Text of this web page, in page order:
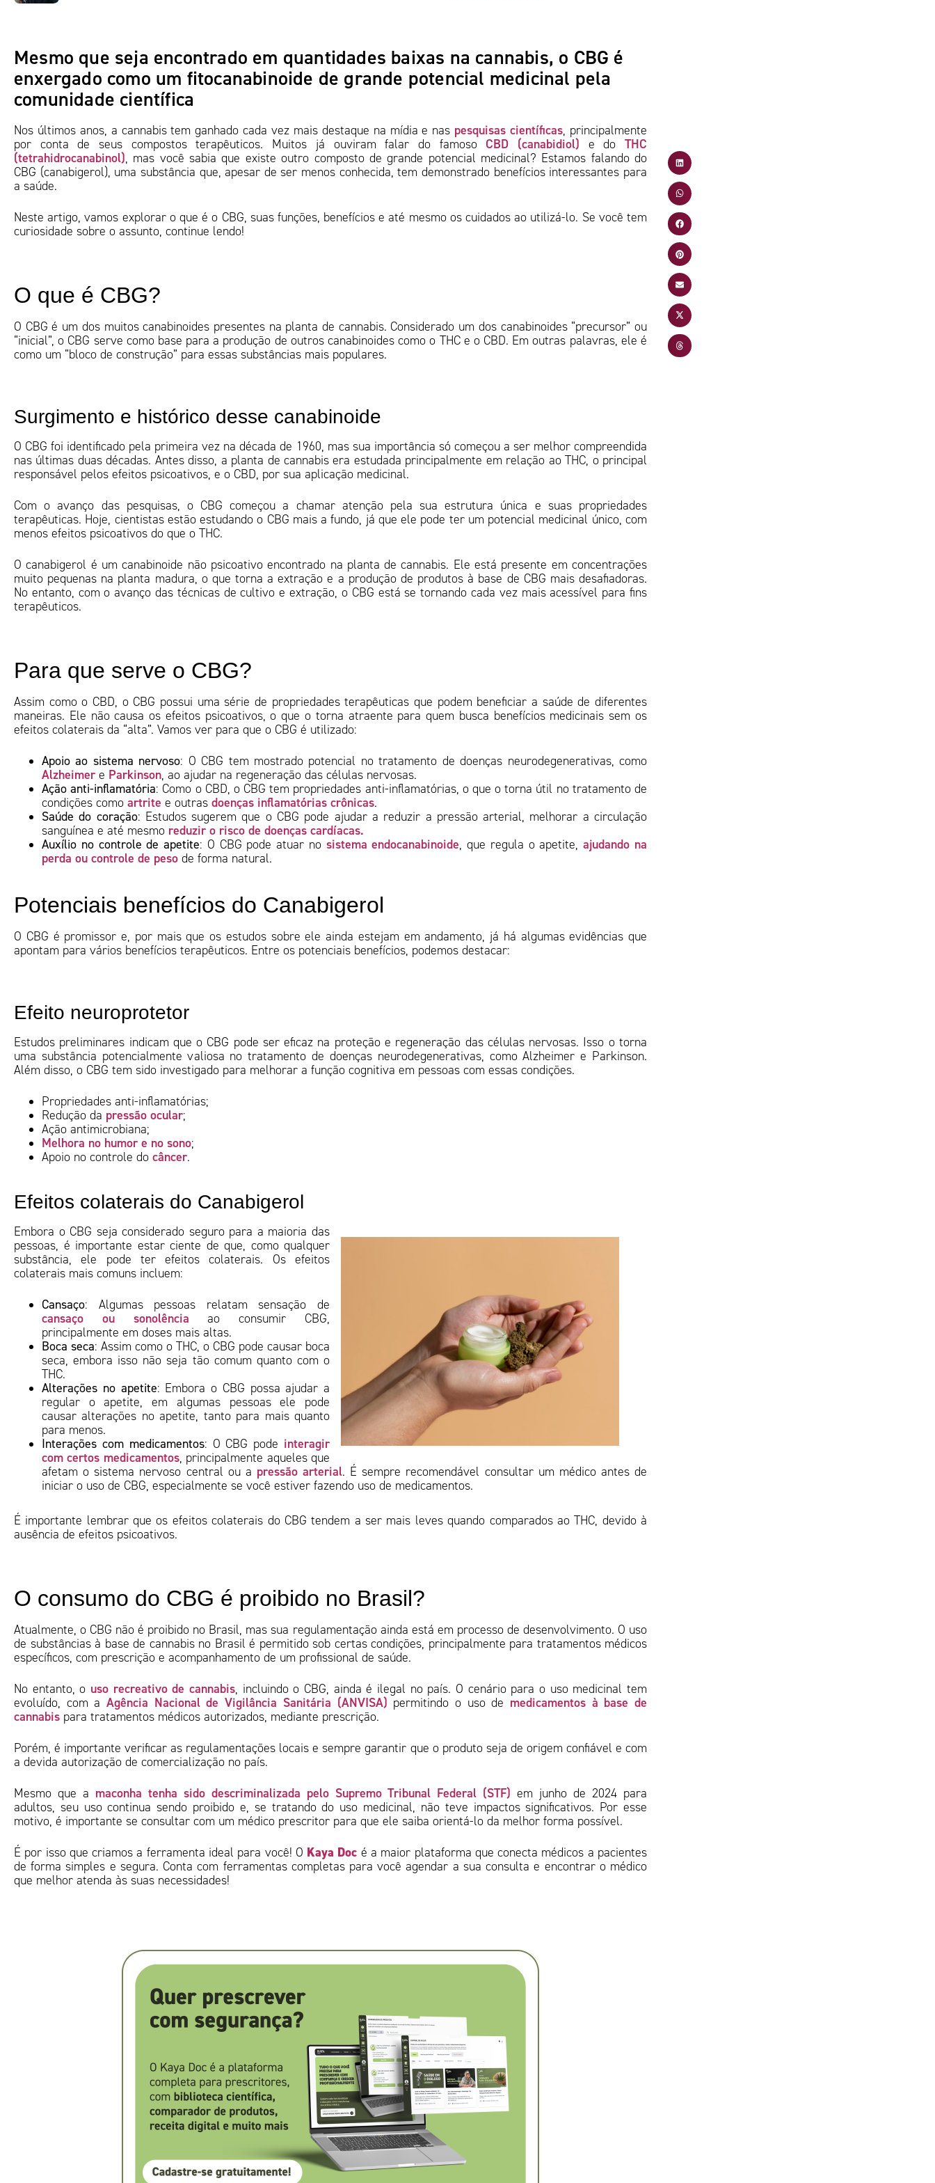
Mesmo que seja encontrado em quantidades baixas na cannabis, o CBG é
enxergado como um fitocanabinoide de grande potencial medicinal pela
comunidade científica
Nos últimos anos, a cannabis tem ganhado cada vez mais destaque na mídia e nas pesquisas científicas, principalmente
por conta de seus compostos terapêuticos. Muitos já ouviram falar do famosoCBD (canabidiol) e do THC
(tetrahidrocanabinol), mas você sabia que existe outro composto de grande potencial medicinal? Estamos falando do
CBG (canabigerol), uma substância que, apesar de ser menos conhecida, tem demonstrado benefícios interessantes para
a saúde.
Neste artigo, vamos explorar o que é o CBG, suas funções, benefícios e até mesmo os cuidados ao utilizá-lo. Se você tem
curiosidade sobre o assunto, continue lendo!
O que é CBG?
O CBG é um dos muitos canabinoides presentes na planta de cannabis. Considerado um dos canabinoides “precursor” ou
“inicial”, o CBG serve como base para a produção de outros canabinoides como o THC e o CBD. Em outras palavras, ele é
como um “bloco de construção” para essas substâncias mais populares.
Surgimento e histórico desse canabinoide
O CBG foi identificado pela primeira vez na década de 1960, mas sua importância só começou a ser melhor compreendida
nas últimas duas décadas. Antes disso, a planta de cannabis era estudada principalmente em relação ao THC, o principal
responsável pelos efeitos psicoativos, e o CBD, por sua aplicação medicinal.
Com o avanço das pesquisas, o CBG começou a chamar atenção pela sua estrutura única e suas propriedades
terapêuticas. Hoje, cientistas estão estudando o CBG mais a fundo, já que ele pode ter um potencial medicinal único, com
menos efeitos psicoativos do que o THC.
O canabigerol é um canabinoide não psicoativo encontrado na planta de cannabis. Ele está presente em concentrações
muito pequenas na planta madura, o que torna a extração e a produção de produtos à base de CBG mais desafiadoras.
No entanto, com o avanço das técnicas de cultivo e extração, o CBG está se tornando cada vez mais acessível para fins
terapêuticos.
Para que serve o CBG?
Assim como o CBD, o CBG possui uma série de propriedades terapêuticas que podem beneficiar a saúde de diferentes
maneiras. Ele não causa os efeitos psicoativos, o que o torna atraente para quem busca benefícios medicinais sem os
efeitos colaterais da “alta”. Vamos ver para que o CBG é utilizado:
Apoio ao sistema nervoso: O CBG tem mostrado potencial no tratamento de doenças neurodegenerativas, como
Alzheimere Parkinson, ao ajudar na regeneração das células nervosas.
Ação anti-inflamatória: Como o CBD, o CBG tem propriedades anti-inflamatórias, o que o torna útil no tratamento de
condições como artrite e outras doenças inflamatórias crônicas.
Saúde do coração: Estudos sugerem que o CBG pode ajudar a reduzir a pressão arterial, melhorar a circulação
sanguínea e até mesmo reduzir o risco de doenças cardíacas.
Auxílio no controle de apetite: O CBG pode atuar no sistema endocanabinoide, que regula o apetite,ajudando na
perda ou controle de peso de forma natural.
Potenciais benefícios do Canabigerol
O CBG é promissor e, por mais que os estudos sobre ele ainda estejam em andamento, já há algumas evidências que
apontam para vários benefícios terapêuticos. Entre os potenciais benefícios, podemos destacar:
Efeito neuroprotetor
Estudos preliminares indicam que o CBG pode ser eficaz na proteção e regeneração das células nervosas. Isso o torna
uma substância potencialmente valiosa no tratamento de doenças neurodegenerativas, como Alzheimer e Parkinson.
Além disso, o CBG tem sido investigado para melhorar a função cognitiva em pessoas com essas condições.
Propriedades anti-inflamatórias;
Redução da pressão ocular;
Ação antimicrobiana;
Melhora no humor e no sono;
Apoio no controle do câncer.
Efeitos colaterais do Canabigerol
Embora o CBG seja considerado seguro para a maioria das
pessoas, é importante estar ciente de que, como qualquer
substância, ele pode ter efeitos colaterais. Os efeitos
colaterais mais comuns incluem:
Cansaço: Algumas pessoas relatam sensação de
cansaço ou sonolência ao consumir CBG,
principalmente em doses mais altas.
Boca seca: Assim como o THC, o CBG pode causar boca
seca, embora isso não seja tão comum quanto com o
THC.
Alterações no apetite: Embora o CBG possa ajudar a
regular o apetite, em algumas pessoas ele pode
causar alterações no apetite, tanto para mais quanto
para menos.
Interações com medicamentos: O CBG pode interagir
com certos medicamentos, principalmente aqueles que
afetam o sistema nervoso central ou a pressão arterial. É sempre recomendável consultar um médico antes de
iniciar o uso de CBG, especialmente se você estiver fazendo uso de medicamentos.
É importante lembrar que os efeitos colaterais do CBG tendem a ser mais leves quando comparados ao THC, devido à
ausência de efeitos psicoativos.
O consumo do CBG é proibido no Brasil?
Atualmente, o CBG não é proibido no Brasil, mas sua regulamentação ainda está em processo de desenvolvimento. O uso
de substâncias à base de cannabis no Brasil é permitido sob certas condições, principalmente para tratamentos médicos
específicos, com prescrição e acompanhamento de um profissional de saúde.
No entanto, o uso recreativo de cannabis, incluindo o CBG, ainda é ilegal no país. O cenário para o uso medicinal tem
evoluído, com aAgência Nacional de Vigilância Sanitária (ANVISA) permitindo o uso de medicamentos à base de
cannabis para tratamentos médicos autorizados, mediante prescrição.
Porém, é importante verificar as regulamentações locais e sempre garantir que o produto seja de origem confiável e com
a devida autorização de comercialização no país.
Mesmo que a maconha tenha sido descriminalizada pelo Supremo Tribunal Federal (STF) em junho de 2024 para
adultos, seu uso continua sendo proibido e, se tratando do uso medicinal, não teve impactos significativos. Por esse
motivo, é importante se consultar com um médico prescritor para que ele saiba orientá-lo da melhor forma possível.
É por isso que criamos a ferramenta ideal para você! O Kaya Doc é a maior plataforma que conecta médicos a pacientes
de forma simples e segura. Conta com ferramentas completas para você agendar a sua consulta e encontrar o médico
que melhor atenda às suas necessidades!